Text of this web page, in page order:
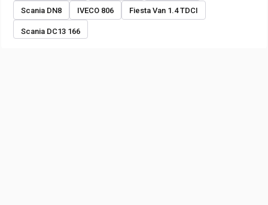
Scania DN8 IVECO 806 Fiesta Van 1.4 TDCI
Scania DC13 166